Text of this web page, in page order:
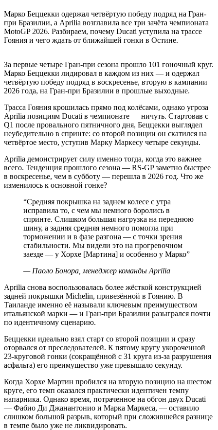
Марко Беццекки одержал четвёртую победу подряд на Гран-
при Бразилии, а Aprilia возглавила все три зачёта чемпионата
MotoGP 2026. Разбираем, почему Ducati уступила на трассе
Гояния и чего ждать от ближайшей гонки в Остине.
За первые четыре Гран-при сезона прошло 101 гоночный круг.
Марко Беццекки лидировал в каждом из них — и одержал
четвёртую победу подряд в воскресенье, вторую в кампании
2026 года, на Гран-при Бразилии в прошлые выходные.
Трасса Гояния крошилась прямо под колёсами, однако угроза
Aprilia позициям Ducati в чемпионате — ничуть. Стартовав с
Q1 после провального пятничного дня, Беццекки выглядел
неубедительно в спринте: со второй позиции он скатился на
четвёртое место, уступив Марку Маркесу четыре секунды.
Aprilia демонстрирует силу именно тогда, когда это важнее
всего. Тенденция прошлого сезона — RS-GP заметно быстрее
в воскресенье, чем в субботу — перешла в 2026 год. Что же
изменилось к основной гонке?
“Средняя покрышка на заднем колесе с утра
исправила то, с чем мы немного боролись в
спринте. Слишком большая нагрузка на переднюю
шину, а задняя средняя немного помогла при
торможении и в фазе разгона — с точки зрения
стабильности. Мы видели это на прогревочном
заезде — у Хорхе [Мартина] и особенно у Марко”
— Паоло Бонора, менеджер команды Aprilia
Aprilia снова воспользовалась более жёсткой конструкцией
задней покрышки Michelin, привезённой в Гоянию. В
Таиланде именно её называли ключевым преимуществом
итальянской марки — и Гран-при Бразилии разыгрался почти
по идентичному сценарию.
Беццекки идеально взял старт со второй позиции и сразу
оторвался от преследователей. К пятому кругу укороченной
23-круговой гонки (сокращённой с 31 круга из-за разрушения
асфальта) его преимущество уже превышало секунду.
Когда Хорхе Мартин пробился на вторую позицию на шестом
круге, его темп оказался практически идентичен темпу
напарника. Однако время, потраченное на обгон двух Ducati
— Фабио Ди Джанантонио и Марка Маркеса, — оставило
слишком большой разрыв, который при сложившейся разнице
в темпе было уже не ликвидировать.